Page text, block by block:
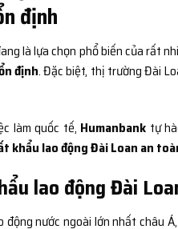
định
là lựa chọn phổ biến của rất
định. Đặc biệt, thị trường Đài
làm quốc tế, Humanbank tự
khẩu lao động Đài Loan an
lao động Đài
nước ngoài lớn nhất châu